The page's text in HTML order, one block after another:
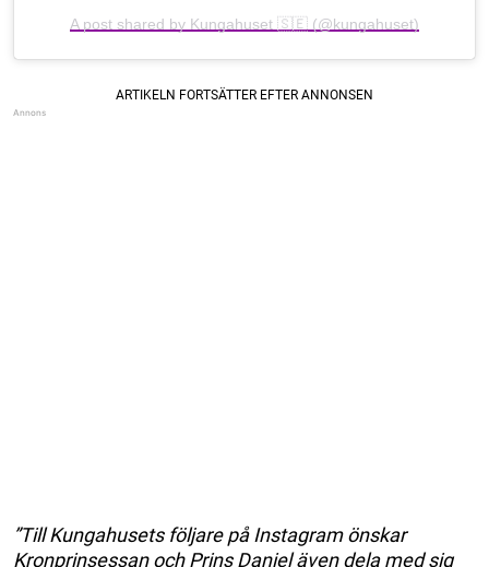
A post shared by Kungahuset 🇸🇪 (@kungahuset)
”Till Kungahusets följare på Instagram önskar
Kronprinsessan och Prins Daniel även dela med sig